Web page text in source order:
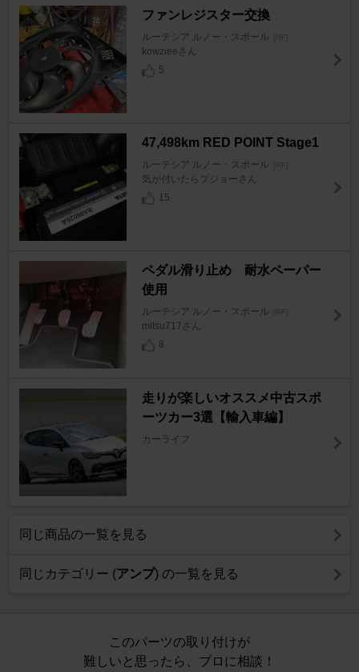
ファンレジスター交換
ルーテシア ルノー・スポール [RF]
kowzieeさん
5
47,498km RED POINT Stage1
ルーテシア ルノー・スポール [RF]
気が付いたらプジョーさん
15
ペダル滑り止め 耐水ペーパー
使用
ルーテシア ルノー・スポール [RF]
mitsu717さん
8
走りが楽しいオススメ中古スポ
ーツカー3選【輸入車編】
カーライフ
同じ商品の一覧を見る
同じカテゴリー (アンプ) の一覧を見る
このパーツの取り付けが
難しいと思ったら、プロに相談！